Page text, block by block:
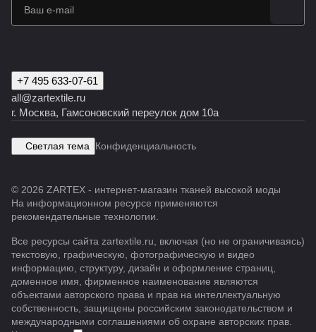
+7 495 633-07-61
all@zartextile.ru
г. Москва, Гамсоновский переулок дом 10а
Светлая тема Конфиденциальность
© 2026 ZARTEX - интернет-магазин тканей высокой моды
На информационном ресурсе применяются
рекомендательные технологии
Все ресурсы сайта zartextile.ru, включая (но не ограничиваясь)
текстовую, графическую, фотографическую и видео
информацию, структуру, дизайн и оформление страниц,
доменное имя, фирменное наименование являются
объектами авторского права и прав на интеллектуальную
собственность, защищены российским законодательством и
международными соглашениями об охране авторских прав.